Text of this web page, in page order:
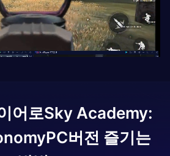
어로Sky Academy:
PC버전 즐기는